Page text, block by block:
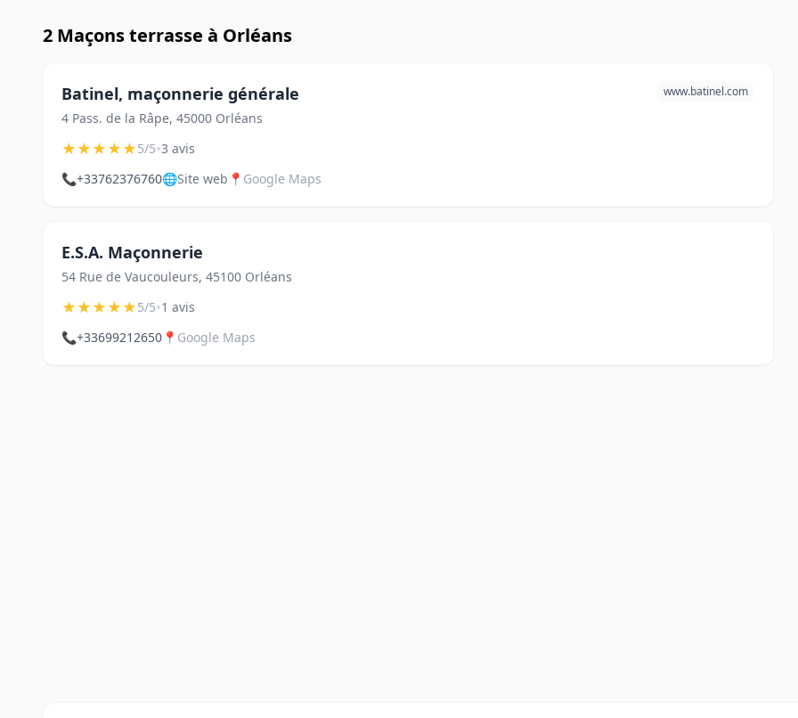
2 Maçons terrasse à Orléans
Batinel, maçonnerie générale
4 Pass. de la Râpe, 45000 Orléans
www.batinel.com
★★★★★5/5•3 avis
📞+33762376760🌐Site web 📍 Google Maps
E.S.A. Maçonnerie
54 Rue de Vaucouleurs, 45100 Orléans
★★★★★5/5•1 avis
📞+33699212650 📍 Google Maps